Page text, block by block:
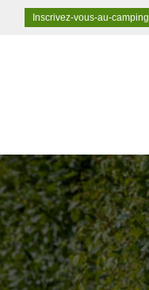
Inscrivez-vous-au-camping